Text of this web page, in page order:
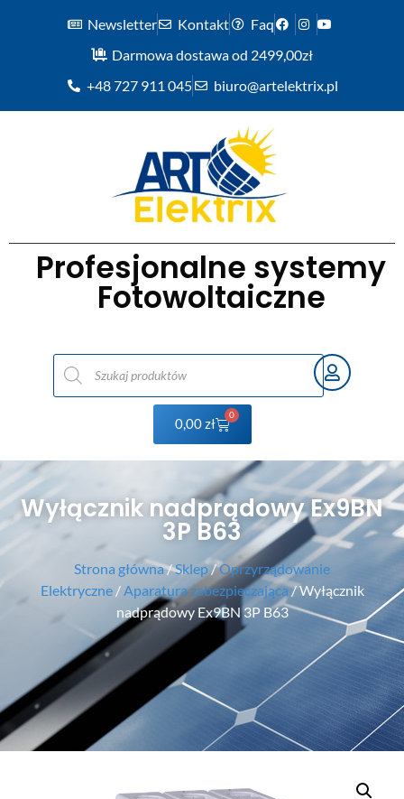
Newsletter Kontakt
Faq
Darmowa dostawa od 2499,00zł
+48 727 911 045
biuro@artelektrix.pl
Profesjonalne systemy
Fotowoltaiczne
0,00zł
0
Wyłącznik nadprądowy Ex9BN
3P B63
Strona główna/Sklep/Oprzyrządowanie
Elektryczne/ Aparatura zabezpieczająca/ Wyłącznik
nadprądowy Ex9BN 3P B63